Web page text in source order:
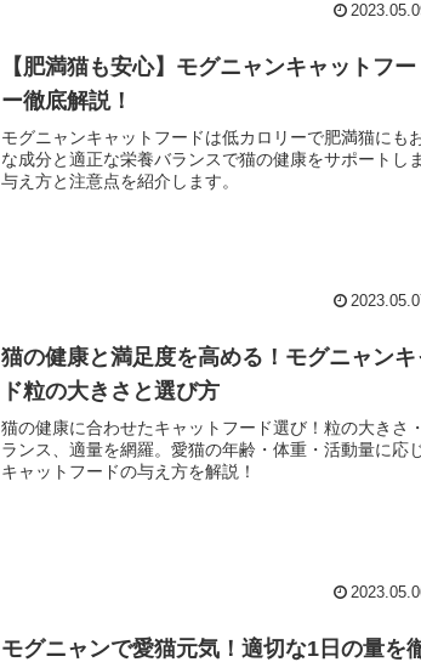
【肥満猫も安心】モグニャンキャットフ
ー徹底解説！
モグニャンキャットフードは低カロリーで肥満猫にも
な成分と適正な栄養バランスで猫の健康をサポートし
与え方と注意点を紹介します。
猫の健康と満足度を高める！モグニャン
ド粒の大きさと選び方
猫の健康に合わせたキャットフード選び！粒の大きさ
ランス、適量を網羅。愛猫の年齢・体重・活動量に応
キャットフードの与え方を解説！
モグニャンで愛猫元気！適切な1日の量を